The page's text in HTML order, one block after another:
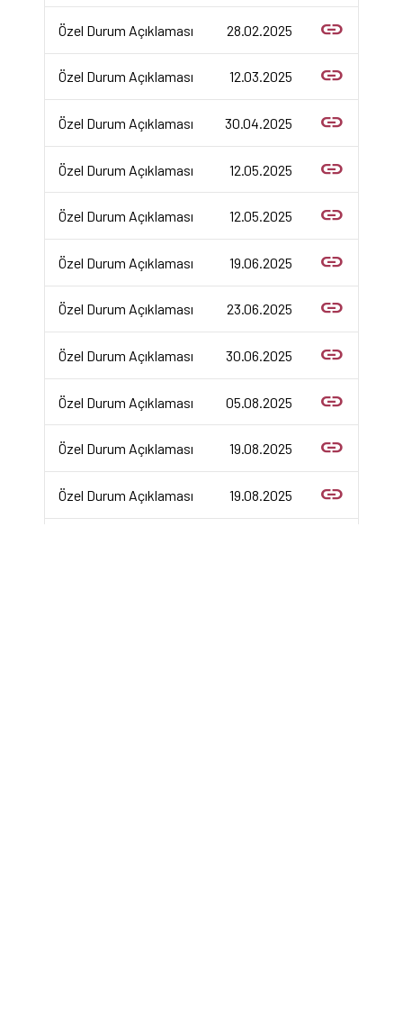
Özel Durum Açıklaması 28.02.2025 link
Özel Durum Açıklaması 12.03.2025 link
Özel Durum Açıklaması 30.04.2025 link
Özel Durum Açıklaması 12.05.2025 link
Özel Durum Açıklaması 12.05.2025 link
Özel Durum Açıklaması 19.06.2025 link
Özel Durum Açıklaması 23.06.2025 link
Özel Durum Açıklaması 30.06.2025 link
Özel Durum Açıklaması 05.08.2025 link
Özel Durum Açıklaması 19.08.2025 link
Özel Durum Açıklaması 19.08.2025 link